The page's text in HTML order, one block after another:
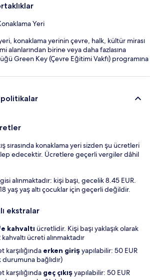
Yeri
konaklama yerinin çevre, halk, kültür mirası
alanlarından birine veya daha fazlasına
Green Key (Çevre Eğitimi Vakfı) programına
sırasında konaklama yeri sizden şu ücretleri
edecektir. Ücretlere geçerli vergiler dâhil
alınmaktadır: kişi başı, gecelik 8.45 EUR.
yaş yaş altı çocuklar için geçerli değildir.
ekstralar
kahvaltı ücretlidir. Kişi başı yaklaşık olarak
ücreti alınmaktadır
karşılığında erken girişyapılabilir: 50 EUR
durumuna bağlıdır)
karşılığında geç çıkışyapılabilir: 50 EUR